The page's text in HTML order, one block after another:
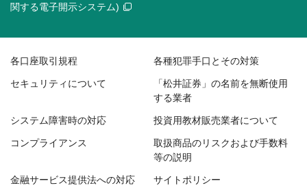
関する電子開示システム)
各口座取引規程 各種犯罪手口とその対策
セキュリティについて
「松井証券」の名前を無断使用
する業者
システム障害時の対応 投資用教材販売業者について
コンプライアンス
取扱商品のリスクおよび手数料
等の説明
金融サービス提供法への対応 サイトポリシー